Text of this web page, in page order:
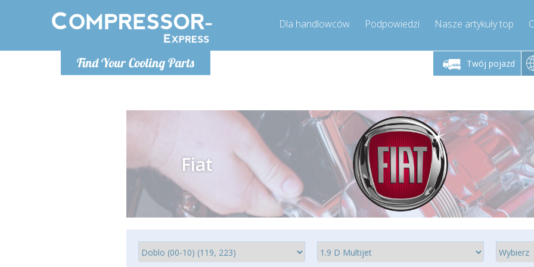
Find Your Cooling Parts
Dla handlowców Podpowiedzi Nasze artykuły top
Twój pojazd
Poniedziałek - piątek godz. Poniedziałek - piątek godz.
9:00-17:00
info@compressor-express.pl
Fiat